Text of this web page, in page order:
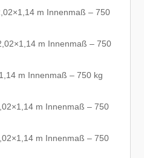
m Innenmaß – 750
m Innenmaß – 750
m Innenmaß – 750 kg
m Innenmaß – 750
m Innenmaß – 750